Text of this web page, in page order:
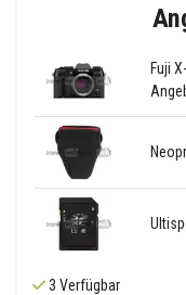
Fuji
3 Verfügbar